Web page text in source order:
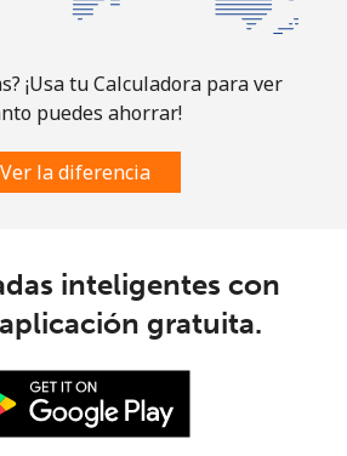
¡Usa tu Calculadora para ver
puedes ahorrar!
Ver la diferencia
inteligentes con
gratuita.